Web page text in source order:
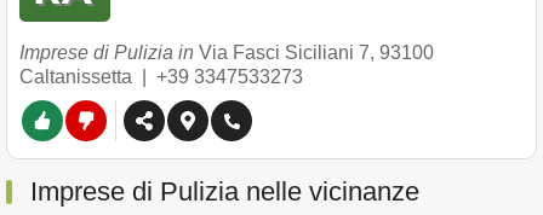
Imprese di Pulizia in Via Fasci Siciliani 7, 93100
Caltanissetta
+39 3347533273
Imprese di Pulizia nelle vicinanze